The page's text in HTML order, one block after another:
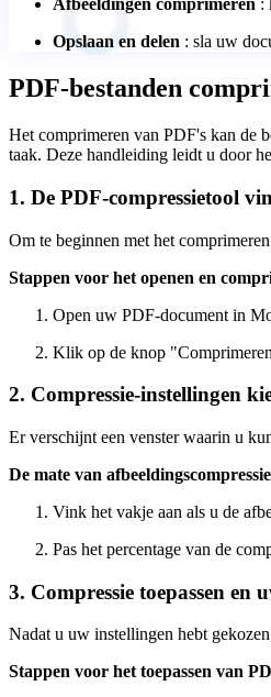
Afbeeldingen comprimeren :
Opslaan en delen : sla uw
PDF-bestanden
Het comprimeren van PDF's kan de
taak. Deze handleiding leidt u door
1. De PDF-compressietool
Om te beginnen met het
Stappen voor het openen en
Open uw PDF-document in
Klik op de knop
2. Compressie-instellingen
Er verschijnt een venster waarin u
De mate van
Vink het vakje aan als u de
Pas het percentage van de
3. Compressie toepassen en
Nadat u uw instellingen hebt
Stappen voor het toepassen van